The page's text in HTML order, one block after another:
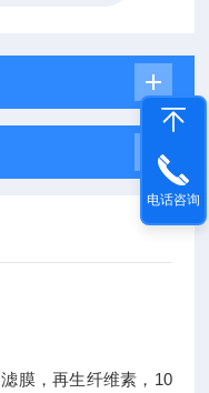
膜，再生纤维素，10
电话咨询